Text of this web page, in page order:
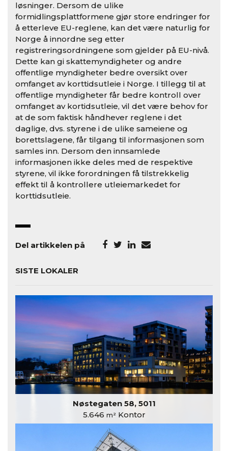
løsninger. Dersom de ulike
formidlingsplattformene gjør store endringer for
å etterleve EU-reglene, kan det være naturlig for
Norge å innordne seg etter
registreringsordningene som gjelder på EU-nivå.
Dette kan gi skattemyndigheter og andre
offentlige myndigheter bedre oversikt over
omfanget av korttidsutleie i Norge. I tillegg til at
offentlige myndigheter får bedre kontroll over
omfanget av kortidsutleie, vil det være behov for
at de som faktisk håndhever reglene i det
daglige, dvs. styrene i de ulike sameiene og
borettslagene, får tilgang til informasjonen som
samles inn. Dersom den innsamlede
informasjonen ikke deles med de respektive
styrene, vil ikke forordningen få tilstrekkelig
effekt til å kontrollere utleiemarkedet for
korttidsutleie.
Del artikkelen på
SISTE LOKALER
Nøstegaten 58, 5011
5.646 m²Kontor